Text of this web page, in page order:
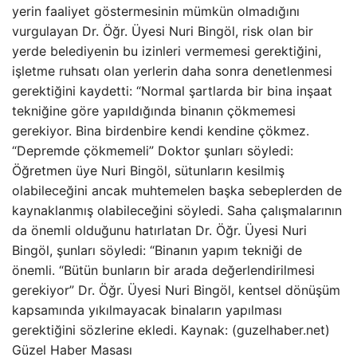
yerin faaliyet göstermesinin mümkün olmadığını
vurgulayan Dr. Öğr. Üyesi Nuri Bingöl, risk olan bir
yerde belediyenin bu izinleri vermemesi gerektiğini,
işletme ruhsatı olan yerlerin daha sonra denetlenmesi
gerektiğini kaydetti: “Normal şartlarda bir bina inşaat
tekniğine göre yapıldığında binanın çökmemesi
gerekiyor. Bina birdenbire kendi kendine çökmez.
“Depremde çökmemeli” Doktor şunları söyledi:
Öğretmen üye Nuri Bingöl, sütunların kesilmiş
olabileceğini ancak muhtemelen başka sebeplerden de
kaynaklanmış olabileceğini söyledi. Saha çalışmalarının
da önemli olduğunu hatırlatan Dr. Öğr. Üyesi Nuri
Bingöl, şunları söyledi: “Binanın yapım tekniği de
önemli. “Bütün bunların bir arada değerlendirilmesi
gerekiyor” Dr. Öğr. Üyesi Nuri Bingöl, kentsel dönüşüm
kapsamında yıkılmayacak binaların yapılması
gerektiğini sözlerine ekledi. Kaynak: (guzelhaber.net)
Güzel Haber Masası